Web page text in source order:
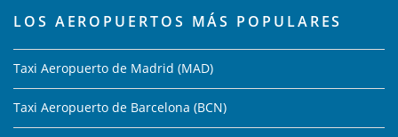
LOS AEROPUERTOS MÁS POPULARES
Taxi Aeropuerto de Madrid (MAD)
Taxi Aeropuerto de Barcelona (BCN)